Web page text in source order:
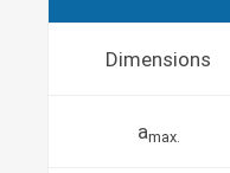
Dimensions
amax.